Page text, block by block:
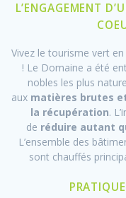
L’ENGAGEMENT
Vivez le tourisme vert
! Le Domaine a été
nobles les plus
aux matières brutes
la récupération.
de réduire autant
L’ensemble des
sont chauffés